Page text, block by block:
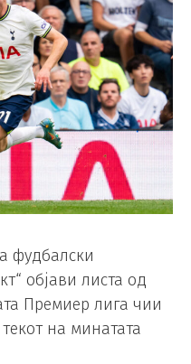
фудбалски
објави листа од
Премиер лига чии
на минатата